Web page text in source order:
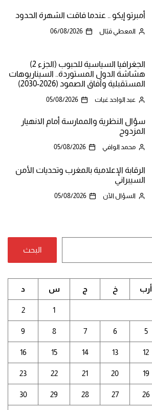
أمبرتو إيكو .. عندما فاقت الشهرة الحدود
المعطي قبّال 06/08/2026
الجغرافيا السياسية للحبوب (الجزء 2)
هشاشة الدول المستوردة.. السيناريوهات
المستقبلية وآفاق الصمود (2026-2030)
عبد الواحد غيات 05/08/2026
سؤال النظرية والممارسة أمام الانهيار
المزدوج
محمد الوافي 05/08/2026
الرقابة الإعلامية بالمغرب وتحديات الأمن
السيبراني
السؤال الآن 05/08/2026
البحث
أرب خ ج س د
1
2
5
6
7
8
9
12
13
14
15
16
19
20
21
22
23
26
27
28
29
30